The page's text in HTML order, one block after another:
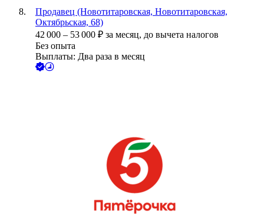
Продавец (Новотитаровская, Новотитаровская,
Октябрьская, 68)
42 000 – 53 000 ₽ за месяц, до вычета налогов
Без опыта
Выплаты: Два раза в месяц